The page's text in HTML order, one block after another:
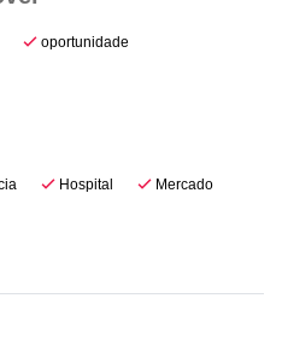
oportunidade
Hospital Mercado